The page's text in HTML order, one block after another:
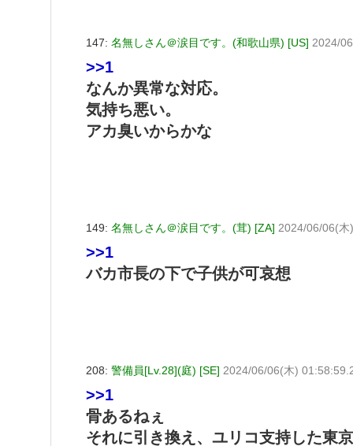
147: 名無しさん＠涙目です。(和歌山県) [US] 2024/
>>1
なんか異常な対応。
気持ち悪い。
アカ臭いからかな
149: 名無しさん＠涙目です。(茸) [ZA] 2024/06/06(
>>1
バカ市長の下で子供が可哀想
208: 警備員[Lv.28](庭) [SE] 2024/06/06(木)
>>1
骨あるねぇ
それに引き換え、ユリコ支持した東